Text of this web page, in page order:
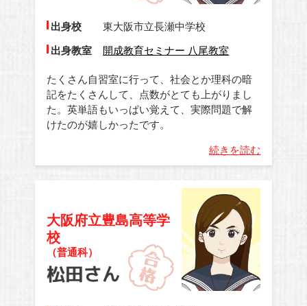
出身校 東大阪市立長瀬中学校
出身教室 開成教育セミナー 八尾教室
たくさん自習室に行って、社会とか理科の暗
記をたくさんして、点数がとても上がりまし
た。英単語もいっぱい覚えて、実際問題で解
けたのが嬉しかったです。
続きを読む
大阪府立豊島高等学
校
（普通科）